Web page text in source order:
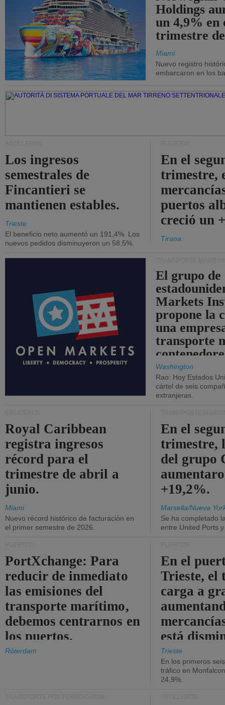
Holdings
un 4,9% en
trimestre
Miami
Nuevo registro
embarcaron en los
Los ingresos
semestrales de
Fincantieri se
mantienen estables.
Trieste
El beneficio neto aumentó un 191,4%. Los
nuevos pedidos disminuyeron un 58,5%.
En el
trimestre,
puertos
creció un
Tirana
El grupo de
Markets
propone la
una
transporte
Washington
Rao: Hoy Estados
cártel de seis
extranjeras.
Royal Caribbean
registra ingresos
récord para el
trimestre de abril a
junio.
Miami
Nuevo récord histórico de facturación en
el primer semestre de 2026.
En el
trimestre,
del grupo
+19,2%.
Marsella/Nueva
Se ha completado
entre United Ports
PortXchange: Para
reducir de inmediato
las emisiones del
transporte marítimo,
debemos centrarnos en
los puertos.
Róterdam
En el
Trieste, el
carga a
está
Trieste
En los primeros
tráfico en
24,9%.